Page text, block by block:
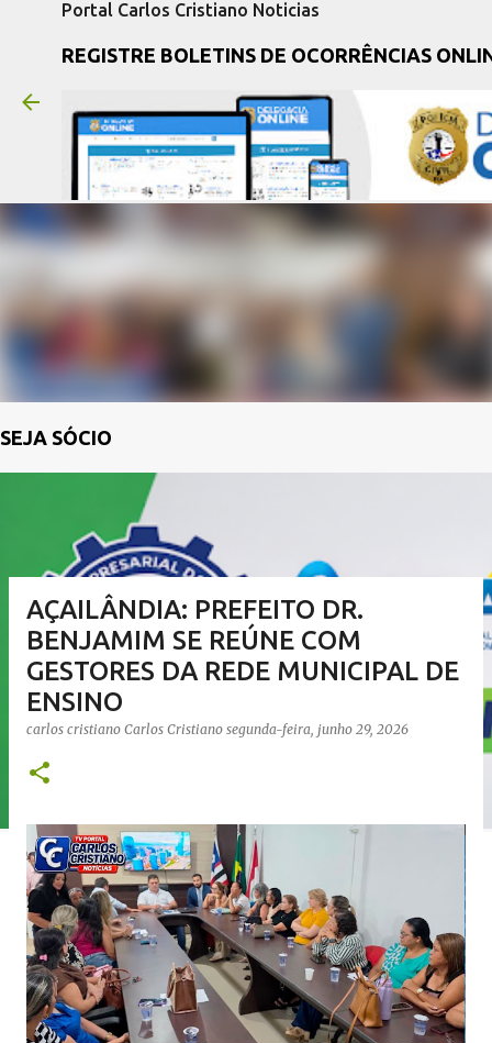
Portal Carlos Cristiano Noticias
REGISTRE BOLETINS DE OCORRÊNCIAS
SEJA SÓCIO
AÇAILÂNDIA: PREFEITO DR.
BENJAMIM SE REÚNE COM
GESTORES DA REDE MUNICIPAL DE
ENSINO
carlos cristiano Carlos Cristiano segunda-feira, junho 29, 2026